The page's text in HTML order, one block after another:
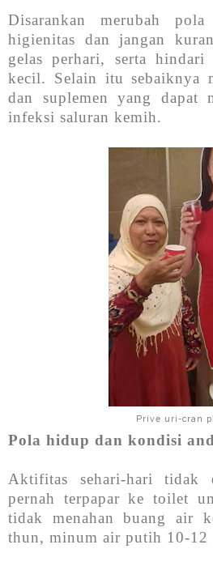
Disarankan merubah
higienitas dan jangan
gelas perhari, serta hindari
kecil. Selain itu sebaiknya
dan suplemen yang dapat
infeksi saluran kemih.
Prive uri-cran
Pola hidup dan kondisi
Aktifitas sehari-hari tidak
pernah terpapar ke toilet
tidak menahan buang air
thun, minum air putih 10-12